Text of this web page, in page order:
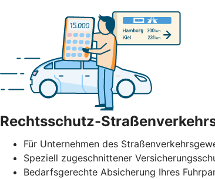
Rechtsschutz-
Für Unternehmen des
Speziell zugeschnittener
Bedarfsgerechte Absicherung Ihres